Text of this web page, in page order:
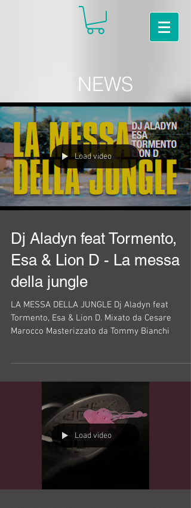
NEWS
Load video
Dj Aladyn feat Tormento,
Esa & Lion D - La messa
della jungle
LA MESSA DELLA JUNGLE Dj Aladyn feat
Tormento, Esa & Lion D. Mixato da Cesare
Marocco Masterizzato da Tommy Bianchi
Load video